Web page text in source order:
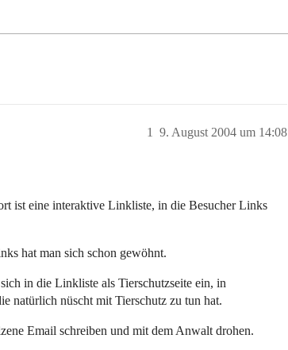
9. August 2004 um 14:08
1
ist eine interaktive Linkliste, in die Besucher Links
hat man sich schon gewöhnt.
in die Linkliste als Tierschutzseite ein, in
natürlich nüscht mit Tierschutz zu tun hat.
Email schreiben und mit dem Anwalt drohen.